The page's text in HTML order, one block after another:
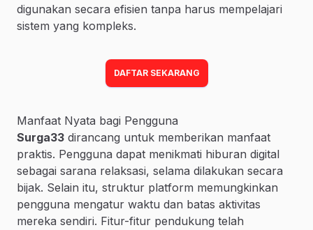
digunakan secara efisien tanpa harus mempelajari
sistem yang kompleks.
DAFTAR SEKARANG
Manfaat Nyata bagi Pengguna
Surga33 dirancang untuk memberikan manfaat
praktis. Pengguna dapat menikmati hiburan digital
sebagai sarana relaksasi, selama dilakukan secara
bijak. Selain itu, struktur platform memungkinkan
pengguna mengatur waktu dan batas aktivitas
mereka sendiri. Fitur-fitur pendukung telah